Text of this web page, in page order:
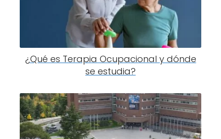
¿Qué es Terapia Ocupacional y dónde
se estudia?